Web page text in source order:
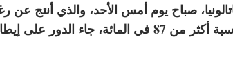
صباح يوم أمس الأحد، والذي أنتج
المركزية بمدريد، بنسبة أكثر من 87 في